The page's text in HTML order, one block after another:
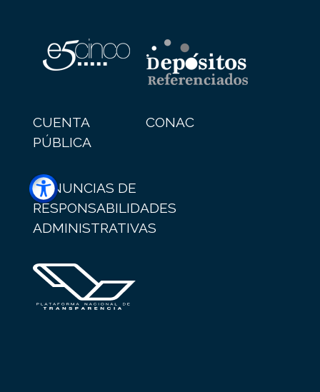
CUENTA
PÚBLICA
CONAC
DENUNCIAS DE
RESPONSABILIDADES
ADMINISTRATIVAS